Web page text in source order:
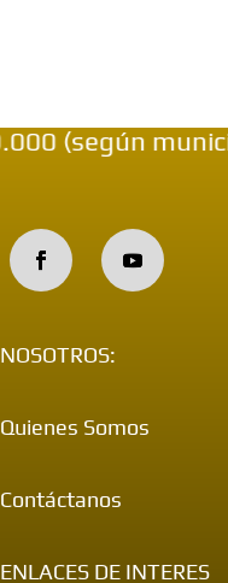
(según
NOSOTROS:
Quienes Somos
Contáctanos
ENLACES DE INTERES